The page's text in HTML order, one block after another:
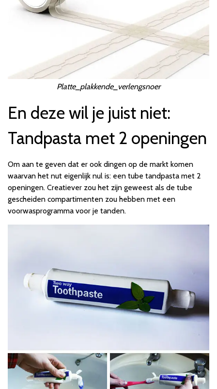
Platte_plakkende_verlengsnoer
En deze wil je juist niet:
Tandpasta met 2 openingen
Om aan te geven dat er ook dingen op de markt komen
waarvan het nut eigenlijk nul is: een tube tandpasta met 2
openingen. Creatiever zou het zijn geweest als de tube
gescheiden compartimenten zou hebben met een
voorwasprogramma voor je tanden.